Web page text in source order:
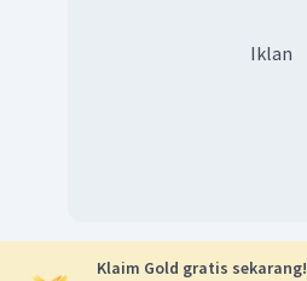
Iklan
Klaim Gold gratis sekarang!